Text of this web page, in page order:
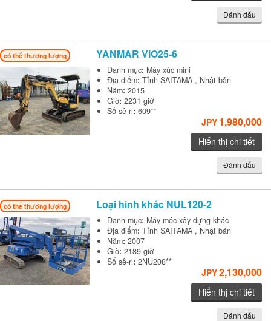
Đánh dấu
có thể thương lượng YANMARVIO25-6
Danh mục: Máy xúc mini
Địa điểm:Tỉnh SAITAMA , Nhật bản
Năm:2015
Giờ:2231 giờ
Số sê-ri:609**
JPY 1,980,000
Hiển thị chi tiết
Đánh dấu
có thể thương lượng Loại hình khác NUL120-2
Danh mục: Máy móc xây dựng khác
Địa điểm:Tỉnh SAITAMA , Nhật bản
Năm:2007
Giờ:2189 giờ
Số sê-ri:2NU208**
JPY2,130,000
Hiển thị chi tiết
Đánh dấu